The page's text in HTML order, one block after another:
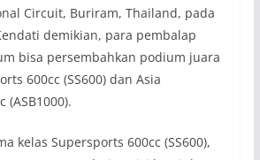
Circuit, Buriram, Thailand, pada
demikian, para pembalap
bisa persembahkan podium juara
600cc (SS600) dan Asia
(ASB1000).
kelas Supersports 600cc (SS600),